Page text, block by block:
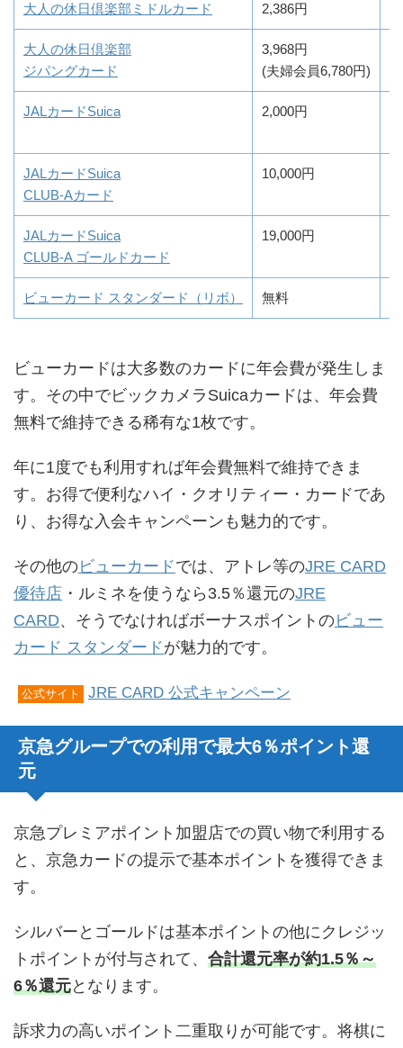
大人の休日倶楽部ミドルカード 2,386円
大人の休日倶楽部
ジパングカード
3,968円
(夫婦会員6,780円)
JALカードSuica 2,000円
JALカードSuica
CLUB-Aカード
10,000円
JALカードSuica
CLUB-A ゴールドカード
19,000円
ビューカード スタンダード（リボ） 無料
ビューカードは大多数のカードに年会費が発生しま
す。その中でビックカメラSuicaカードは、年会費
無料で維持できる稀有な1枚です。
年に1度でも利用すれば年会費無料で維持できま
す。お得で便利なハイ・クオリティー・カードであ
り、お得な入会キャンペーンも魅力的です。
その他のビューカードでは、アトレ等のJRE CARD
優待店 ・ルミネを使うなら3.5％還元のJRE
CARD、そうでなければボーナスポイントのビュー
カード スタンダードが魅力的です。
公式サイト JRE CARD 公式キャンペーン
京急グループでの利用で最大6％ポイント還
元
京急プレミアポイント加盟店での買い物で利用する
と、京急カードの提示で基本ポイントを獲得できま
す。
シルバーとゴールドは基本ポイントの他にクレジッ
トポイントが付与されて、 合計還元率が約1.5％～
6％還元となります。
訴求力の高いポイント二重取りが可能です。将棋に